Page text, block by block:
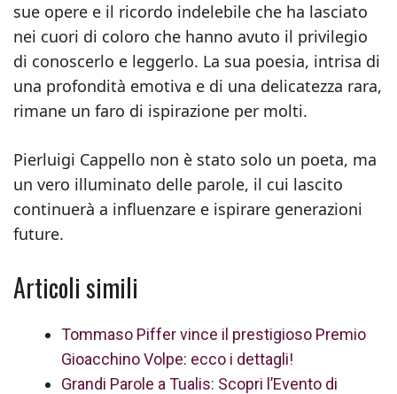
sue opere e il ricordo indelebile che ha lasciato
nei cuori di coloro che hanno avuto il privilegio
di conoscerlo e leggerlo. La sua poesia, intrisa di
una profondità emotiva e di una delicatezza rara,
rimane un faro di ispirazione per molti.
Pierluigi Cappello non è stato solo un poeta, ma
un vero illuminato delle parole, il cui lascito
continuerà a influenzare e ispirare generazioni
future.
Articoli simili
Tommaso Piffer vince il prestigioso Premio
Gioacchino Volpe: ecco i dettagli!
Grandi Parole a Tualis: Scopri l’Evento di